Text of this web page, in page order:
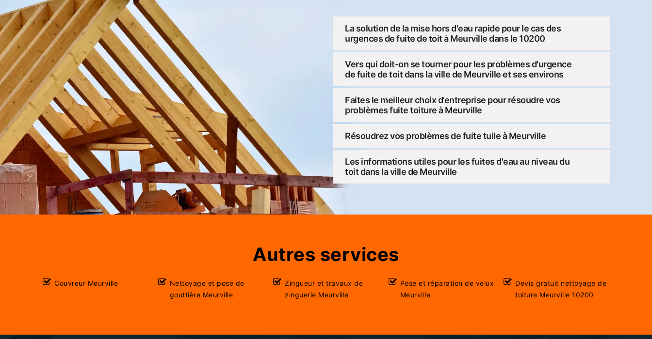
La solution de la mise hors d'eau rapide pour le cas des
urgences de fuite de toit à Meurville dans le 10200
Vers qui doit-on se tourner pour les problèmes d'urgence
de fuite de toit dans la ville de Meurville et ses environs
Faites le meilleur choix d’entreprise pour résoudre vos
problèmes fuite toiture à Meurville
Résoudrez vos problèmes de fuite tuile à Meurville
Les informations utiles pour les fuites d'eau au niveau du
toit dans la ville de Meurville
Autres services
Couvreur Meurville
Nettoyage et pose de
gouttière Meurville
Zingueur et travaux de
zinguerie Meurville
Pose et réparation de velux
Meurville
Devis gratuit nettoyage de
toiture Meurville 10200